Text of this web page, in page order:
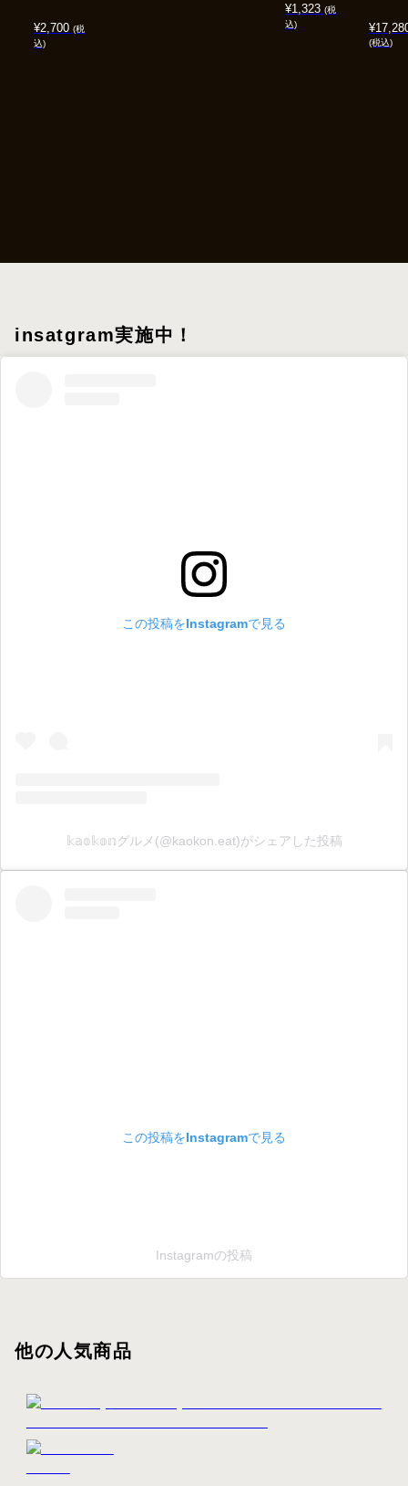
¥2,700 (税
込)
¥1,323 (税
込)
¥
(税込)
insatgram実施中！
この投稿をInstagramで見る
𝕜𝕒𝕠𝕜𝕠𝕟グルメ(@kaokon.eat)がシェアした投稿
この投稿をInstagramで見る
Instagramの投稿
他の人気商品